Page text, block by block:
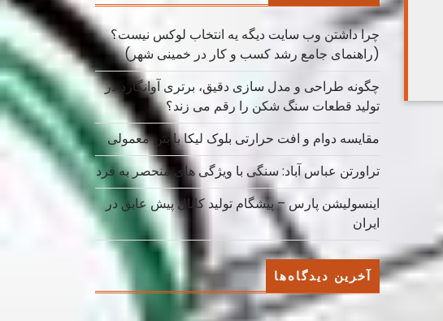
چرا داشتن وب سایت دیگه یه انتخاب لوکس نیست؟
(راهنمای جامع رشد کسب ‌و کار در خمینی ‌شهر)
چگونه طراحی و مدل سازی دقیق، برتری آوانگارد در
تولید قطعات سنگ شکن را رقم می زند؟
مقایسه دوام و افت حرارتی بلوک لیکا با بتن معمولی
تراورتن عباس آباد: سنگی با ویژگی های منحصر به فرد
اینسولیشن پارس – پیشگام تولید کانال پیش عایق در
ایران
آخرین دیدگاه‌ها